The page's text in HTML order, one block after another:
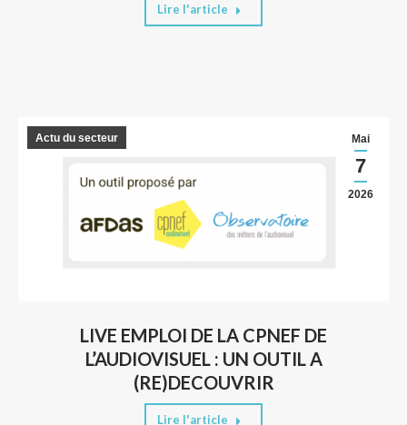
Lire l'article
LIVE EMPLOI DE LA CPNEF DE
L’AUDIOVISUEL : UN OUTIL A
(RE)DECOUVRIR
Mai
7
2026
Actu du secteur
Lire l'article